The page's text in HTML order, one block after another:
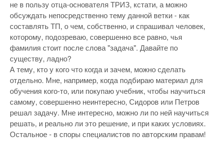
не в пользу отца-основателя ТРИЗ, кстати, а можно
обсуждать непосредственно тему данной ветки - как
составлять ТП, о чем, собственно, и спрашивал человек,
которому, подозреваю, совершенно все равно, чья
фамилия стоит после слова "задача". Давайте по
существу, ладно?
А тему, кто у кого что когда и зачем, можно сделать
отдельно. Мне, например, когда подбираю материал для
обучения кого-то, или покупаю учебник, чтобы научиться
самому, совершенно неинтересно, Сидоров или Петров
решал задачу. Мне интересно, можно ли по ней научиться
решать, и реально ли это решение, и при каких условиях.
Остальное - в споры специалистов по авторским правам!